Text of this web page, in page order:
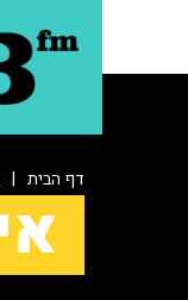
דף הבית |